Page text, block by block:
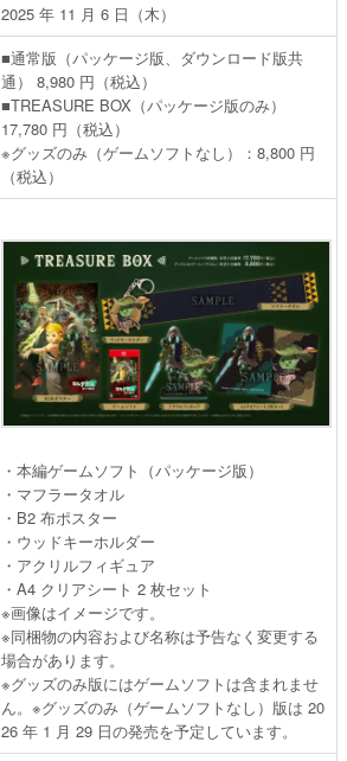
2025 年 11 月 6 日（木）
■通常版（パッケージ版、ダウンロード版共
通） 8,980 円（税込）
■TREASURE BOX（パッケージ版のみ）
17,780 円（税込）
※グッズのみ（ゲームソフトなし）：8,800 円
（税込）
・本編ゲームソフト（パッケージ版）
・マフラータオル
・B2 布ポスター
・ウッドキーホルダー
・アクリルフィギュア
・A4 クリアシート 2 枚セット
※画像はイメージです。
※同梱物の内容および名称は予告なく変更する
場合があります。
※グッズのみ版にはゲームソフトは含まれませ
ん。※グッズのみ（ゲームソフトなし）版は 20
26 年 1 月 29 日の発売を予定しています。